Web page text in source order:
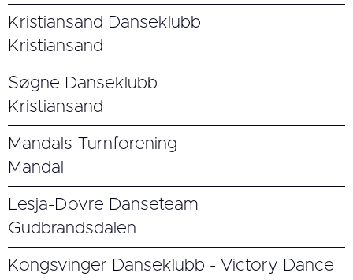
Kristiansand Danseklubb
Kristiansand
Søgne Danseklubb
Kristiansand
Mandals Turnforening
Mandal
Lesja-Dovre Danseteam
Gudbrandsdalen
Kongsvinger Danseklubb - Victory Dance